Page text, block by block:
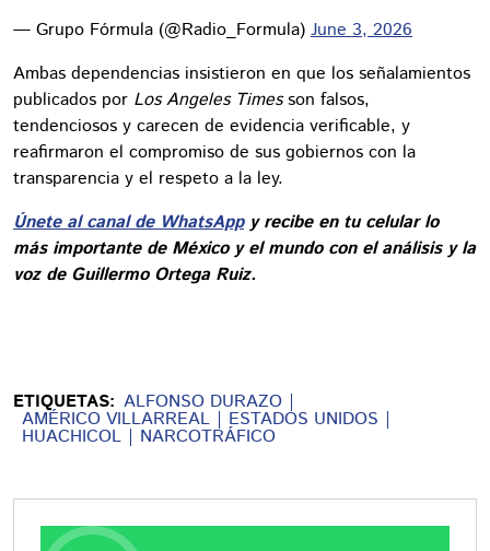
— Grupo Fórmula (@Radio_Formula) June 3, 2026
Ambas dependencias insistieron en que los señalamientos
publicados por Los Angeles Timesson falsos,
tendenciosos y carecen de evidencia verificable, y
reafirmaron el compromiso de sus gobiernos con la
transparencia y el respeto a la ley.
Únete al canal de WhatsAppy recibe en tu celular lo
más importante de México y el mundo con el análisis y la
voz de Guillermo Ortega Ruiz.
ETIQUETAS: ALFONSO DURAZO
AMÉRICO VILLARREAL ESTADOS UNIDOS
HUACHICOL NARCOTRÁFICO